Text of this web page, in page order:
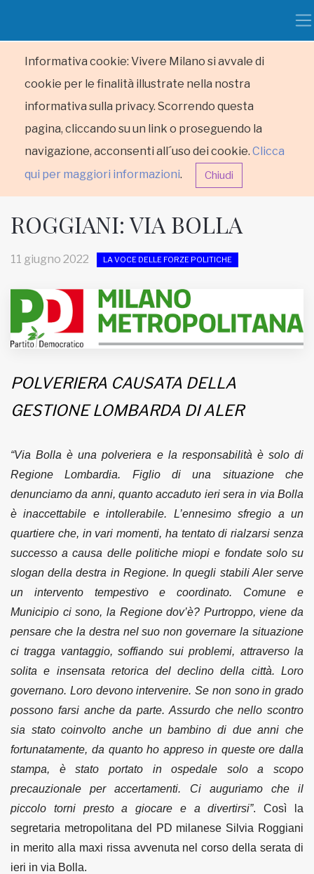
Informativa cookie: Vivere Milano si avvale di
cookie per le finalità illustrate nella nostra
informativa sulla privacy. Scorrendo questa
pagina, cliccando su un link o proseguendo la
navigazione, acconsenti all´uso dei cookie. Clicca
qui per maggiori informazioni. Chiudi
RUBRICHE
MUNICIPI
Inviateci le vostre segnalazioni
www.viveremilano.info
Fondato e diretto da Enzo De
Bernardis
EDB edizioni - Via Brivio angolo C.
Imbonati, 89 20159 Milano (Italia)
Informativa sulla privacy
ROGGIANI: VIA BOLLA
11 giugno 2022 LA VOCE DELLE FORZE POLITICHE
POLVERIERA CAUSATA DELLA
GESTIONE LOMBARDA DI ALER
“Via Bolla è una polveriera e la responsabilità è solo di
Regione Lombardia. Figlio di una situazione che
denunciamo da anni, quanto accaduto ieri sera in via Bolla
è inaccettabile e intollerabile. L’ennesimo sfregio a un
quartiere che, in vari momenti, ha tentato di rialzarsi senza
successo a causa delle politiche miopi e fondate solo su
slogan della destra in Regione. In quegli stabili Aler serve
un intervento tempestivo e coordinato. Comune e
Municipio ci sono, la Regione dov’è? Purtroppo, viene da
pensare che la destra nel suo non governare la situazione
ci tragga vantaggio, soffiando sui problemi, attraverso la
solita e insensata retorica del declino della città. Loro
governano. Loro devono intervenire. Se non sono in grado
possono farsi anche da parte. Assurdo che nello scontro
sia stato coinvolto anche un bambino di due anni che
fortunatamente, da quanto ho appreso in queste ore dalla
stampa, è stato portato in ospedale solo a scopo
precauzionale per accertamenti. Ci auguriamo che il
piccolo torni presto a giocare e a divertirsi”. Così la
segretaria metropolitana del PD milanese Silvia Roggiani
in merito alla maxi rissa avvenuta nel corso della serata di
ieri in via Bolla.